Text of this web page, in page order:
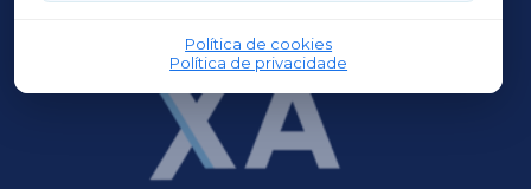
Política de cookies
Política de privacidade
OURENSEXA